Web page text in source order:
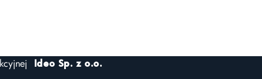
Ideo Sp. z o.o.